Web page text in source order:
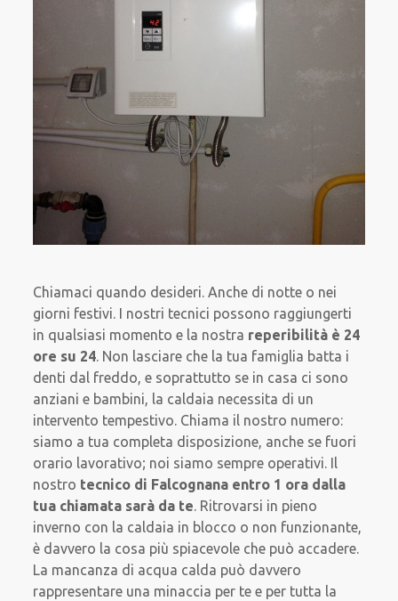
Chiamaci quando desideri. Anche di notte o nei
giorni festivi. I nostri tecnici possono raggiungerti
in qualsiasi momento e la nostra reperibilità è 24
ore su 24. Non lasciare che la tua famiglia batta i
denti dal freddo, e soprattutto se in casa ci sono
anziani e bambini, la caldaia necessita di un
intervento tempestivo. Chiama il nostro numero:
siamo a tua completa disposizione, anche se fuori
orario lavorativo; noi siamo sempre operativi. Il
nostro tecnico di Falcognana entro 1 ora dalla
tua chiamata sarà da te. Ritrovarsi in pieno
inverno con la caldaia in blocco o non funzionante,
è davvero la cosa più spiacevole che può accadere.
La mancanza di acqua calda può davvero
rappresentare una minaccia per te e per tutta la